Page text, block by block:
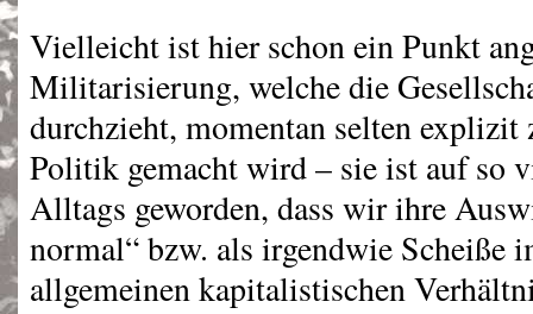
Vielleicht ist hier schon ein Punkt
Militarisierung, welche die
durchzieht, momentan selten
Politik gemacht wird – sie ist auf so
Alltags geworden, dass wir ihre
normal“ bzw. als irgendwie Scheiße
allgemeinen kapitalistischen